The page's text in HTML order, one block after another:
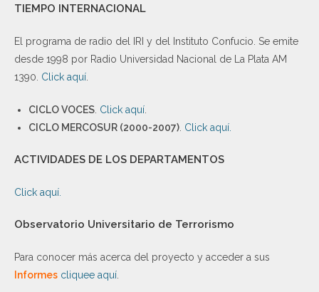
TIEMPO INTERNACIONAL
El programa de radio del IRI y del Instituto Confucio. Se emite
desde 1998 por Radio Universidad Nacional de La Plata AM
1390. Click aquí
CICLO VOCES Click aquí
CICLO MERCOSUR (2000-2007) Click aquí.
ACTIVIDADES DE LOS DEPARTAMENTOS
Click aquí.
Observatorio Universitario de Terrorismo
Para conocer más acerca del proyecto y acceder a sus
Informes cliquee aquí